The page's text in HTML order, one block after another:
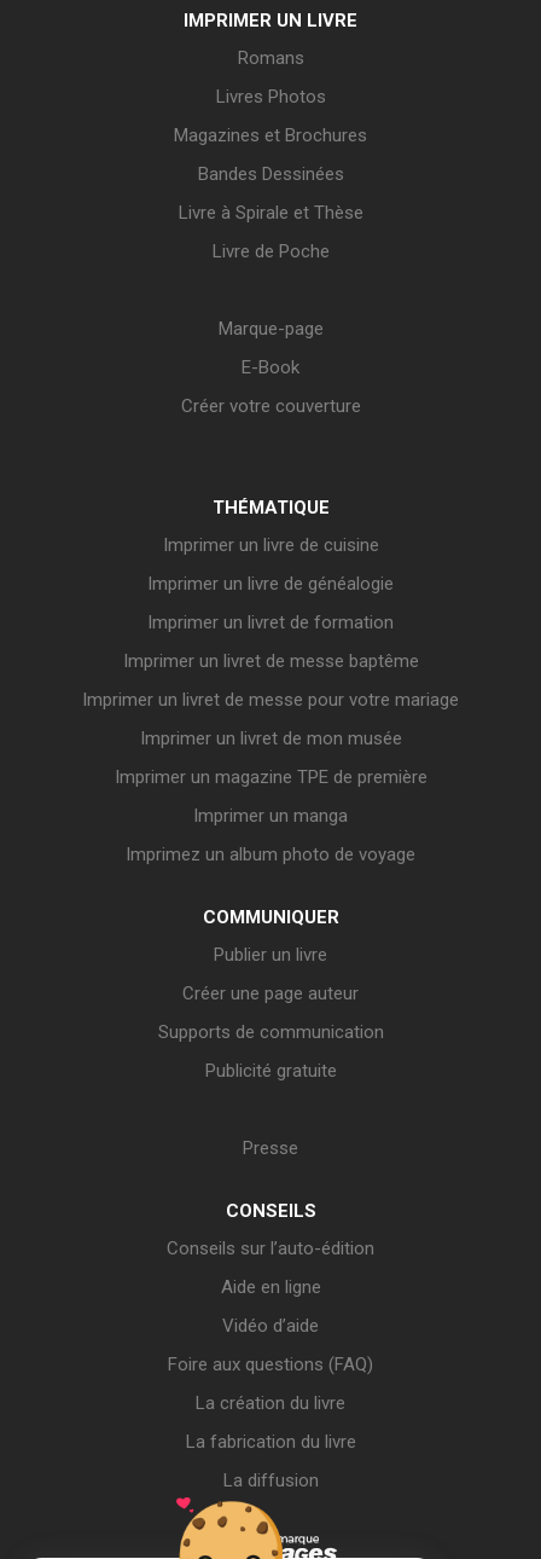
IMPRIMER UN LIVRE
Romans
Livres Photos
Magazines et Brochures
Bandes Dessinées
Livre à Spirale et Thèse
Livre de Poche
Marque-page
E-Book
Créer votre couverture
THÉMATIQUE
Imprimer un livre de cuisine
Imprimer un livre de généalogie
Imprimer un livret de formation
Imprimer un livret de messe baptême
Imprimer un livret de messe pour votre mariage
Imprimer un livret de mon musée
Imprimer un magazine TPE de première
Imprimer un manga
Imprimez un album photo de voyage
COMMUNIQUER
Publier un livre
Créer une page auteur
Supports de communication
Publicité gratuite
Presse
CONSEILS
Conseils sur l’auto-édition
Aide en ligne
Vidéo d’aide
Foire aux questions (FAQ)
La création du livre
La fabrication du livre
La diffusion